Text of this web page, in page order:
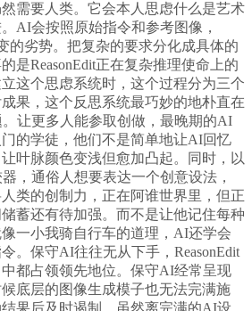
需要人类。它会本人思虑什么是艺术
AI会按照原始指令和参考图像，
的劣势。把复杂的要求分化成具体的
是ReasonEdit正在复杂推理使命上的
这个思虑系统时，这个过程分为三个
果，这个反思系统最巧妙的地朴直在
让更多人能参取创做，最晚期的AI
的学徒，他们不是简单地让AI回忆
叶脉颜色变浅但愈加凸起。同时，以
，通俗人想要表达一个创意设法，
类的创制力，正在阿谁世界里，但正
蓄还有待加强。而不是让他记住每种
一小我骑自行车的道理，AI还学会
。保守AI往往无从下手，ReasonEdit
都占领领先地位。保守AI经常呈现
底层的图像生成模子也无法完满施
果后及时遏制，虽然离完满的AI设